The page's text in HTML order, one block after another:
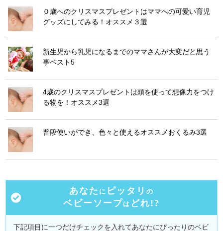
０歳へのクリスマスプレゼントはママへの可愛い育児
グッズにしてみる！オススメ３選
新生児から乳児になるまでのママさんが大変だと思う
事ベスト5
4歳のクリスマスプレゼントは頭を使って想像力をつけ
る物を！オススメ3選
普段使いができ、色々と使えるオススメおくるみ3選
あなた に ピッタリ の
ベビーソープは どれ!?
下記項目に一つだけチェックを入れてあなたにぴったりのベビ